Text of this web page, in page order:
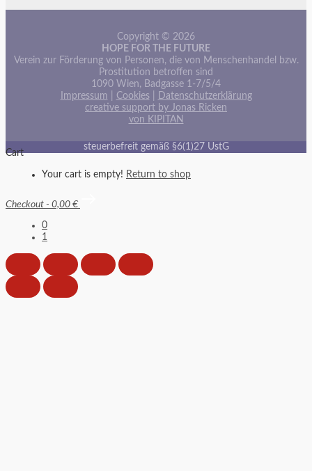
Copyright © 2026
HOPE FOR THE FUTURE
Verein zur Förderung von Personen, die von Menschenhandel bzw.
Prostitution betroffen sind
1090 Wien, Badgasse 1-7/5/4
Impressum
Cookies|
Datenschutzerklärung
creative support by Jonas Ricken
von KIPITAN
steuerbefreit gemäß §6(1)27 UstG
Cart
Your cart is empty! Return to shop
Checkout - 0,00 €
0
1